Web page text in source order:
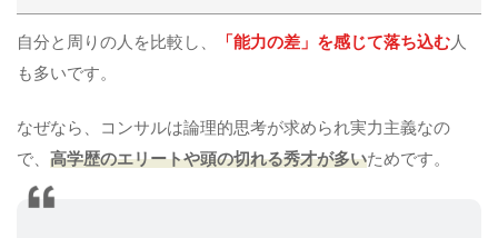
自分と周りの人を比較し、 「能力の差」を感じて落ち込む人
も多いです。
なぜなら、コンサルは論理的思考が求められ実力主義なの
で、 高学歴のエリートや頭の切れる秀才が多いためです。